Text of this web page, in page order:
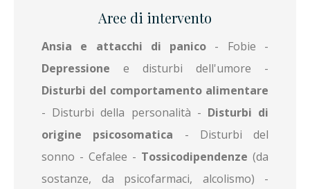
Aree di intervento
Ansia e attacchi di panico - Fobie -
Depressione e disturbi dell'umore -
Disturbi del comportamento alimentare
- Disturbi della personalità - Disturbi di
origine psicosomatica - Disturbi del
sonno - Cefalee - Tossicodipendenze (da
sostanze, da psicofarmaci, alcolismo) -